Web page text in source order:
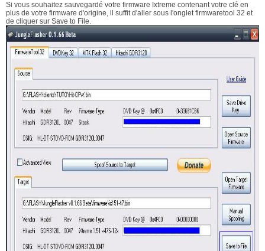
Si vous souhaitez sauvegardé votre firmware Ixtreme contenant votre clé en
plus de votre firmware d'origine, il suffit d'aller sous l'onglet firmwaretool 32 et
de cliquer sur Save to File.